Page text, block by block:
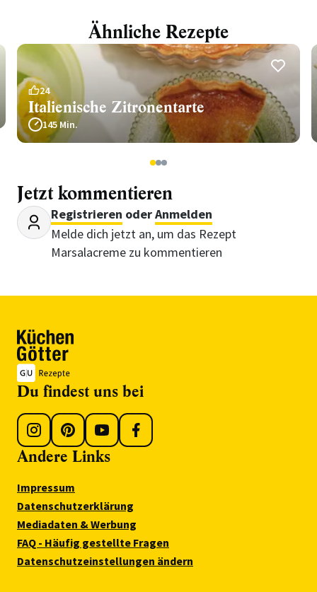
Ähnliche Rezepte
24
Italienische Zitronentarte
145 Min.
123
Jetzt kommentieren
Registrieren oderAnmelden
Melde dich jetzt an, um das Rezept
Marsalacreme zu kommentieren
Du findest uns bei
Andere Links
Impressum
Datenschutzerklärung
Mediadaten & Werbung
FAQ - Häufig gestellte Fragen
Datenschutzeinstellungen ändern